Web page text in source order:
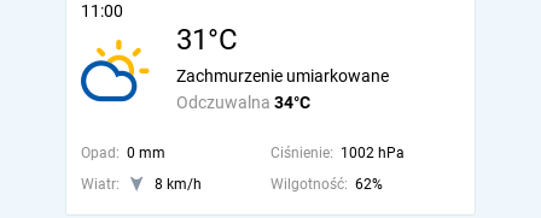
11:00
31°C
Odczuwalna 34°C
Zachmurzenie umiarkowane
Opad: 0 mm Ciśnienie: 1002 hPa
Wiatr:
8 km/h Wilgotność: 62%